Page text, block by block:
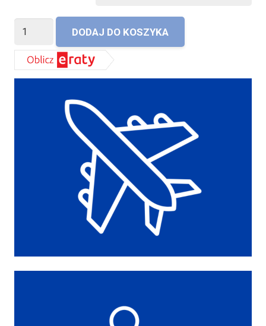
ilość
Tenor
Hilding
DODAJ DO KOSZYKA